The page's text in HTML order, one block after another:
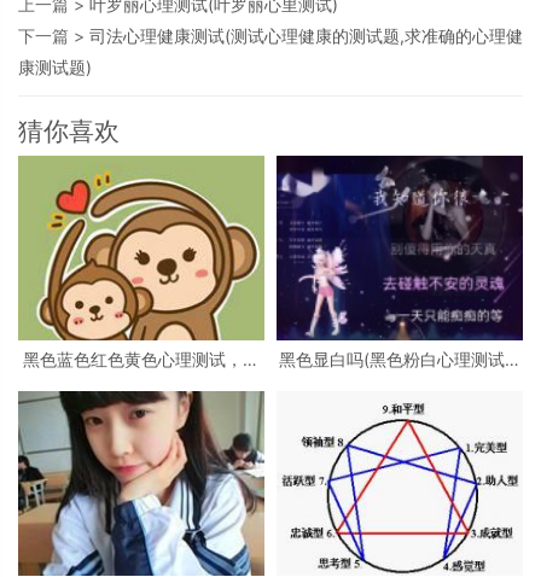
上一篇 > 叶罗丽心理测试(叶罗丽心里测试)
下一篇 > 司法心理健康测试(测试心理健康的测试题,求准确的心理健
康测试题)
猜你喜欢
黑色蓝色红色黄色心理测试，心
绿色分别是什么
黑色显白吗(黑色粉白心理测试准